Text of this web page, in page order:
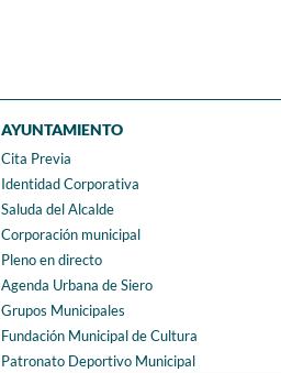
AYUNTAMIENTO
Cita Previa
Identidad Corporativa
Saluda del Alcalde
Corporación municipal
Pleno en directo
Agenda Urbana de Siero
Grupos Municipales
Fundación Municipal de Cultura
Patronato Deportivo Municipal